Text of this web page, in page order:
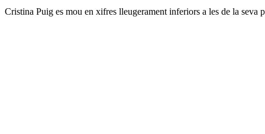
Cristina Puig es mou en xifres lleugerament inferiors a les de la seva